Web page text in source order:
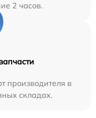
2 часов.
производителя в
складах.